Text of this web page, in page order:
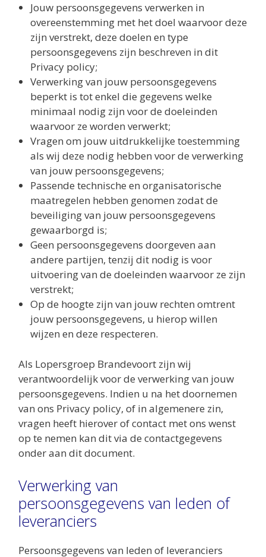
Jouw persoonsgegevens verwerken in
overeenstemming met het doel waarvoor deze
zijn verstrekt, deze doelen en type
persoonsgegevens zijn beschreven in dit
Privacy policy;
Verwerking van jouw persoonsgegevens
beperkt is tot enkel die gegevens welke
minimaal nodig zijn voor de doeleinden
waarvoor ze worden verwerkt;
Vragen om jouw uitdrukkelijke toestemming
als wij deze nodig hebben voor de verwerking
van jouw persoonsgegevens;
Passende technische en organisatorische
maatregelen hebben genomen zodat de
beveiliging van jouw persoonsgegevens
gewaarborgd is;
Geen persoonsgegevens doorgeven aan
andere partijen, tenzij dit nodig is voor
uitvoering van de doeleinden waarvoor ze zijn
verstrekt;
Op de hoogte zijn van jouw rechten omtrent
jouw persoonsgegevens, u hierop willen
wijzen en deze respecteren.
Als Lopersgroep Brandevoort zijn wij
verantwoordelijk voor de verwerking van jouw
persoonsgegevens. Indien u na het doornemen
van ons Privacy policy, of in algemenere zin,
vragen heeft hierover of contact met ons wenst
op te nemen kan dit via de contactgegevens
onder aan dit document.
Verwerking van
persoonsgegevens van leden of
leveranciers
Persoonsgegevens van leden of leveranciers